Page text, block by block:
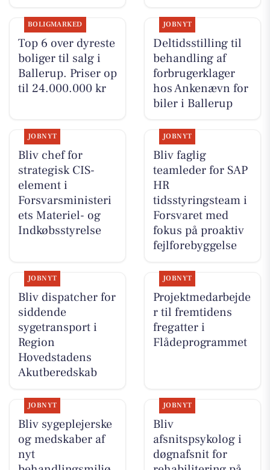
BOLIGMARKED
Top 6 over dyreste
boliger til salg i
Ballerup. Priser op
til 24.000.000 kr
JOBNYT
Deltidsstilling til
behandling af
forbrugerklager
hos Ankenævn for
biler i Ballerup
JOBNYT
Bliv chef for
strategisk CIS-
element i
Forsvarsministeri
ets Materiel- og
Indkøbsstyrelse
JOBNYT
Bliv faglig
teamleder for SAP
HR
tidsstyringsteam i
Forsvaret med
fokus på proaktiv
fejlforebyggelse
JOBNYT
Bliv dispatcher for
siddende
sygetransport i
Region
Hovedstadens
Akutberedskab
JOBNYT
Projektmedarbejde
r til fremtidens
fregatter i
Flådeprogrammet
JOBNYT
Bliv sygeplejerske
og medskaber af
nyt
JOBNYT
Bliv
afsnitspsykolog i
døgnafsnit for